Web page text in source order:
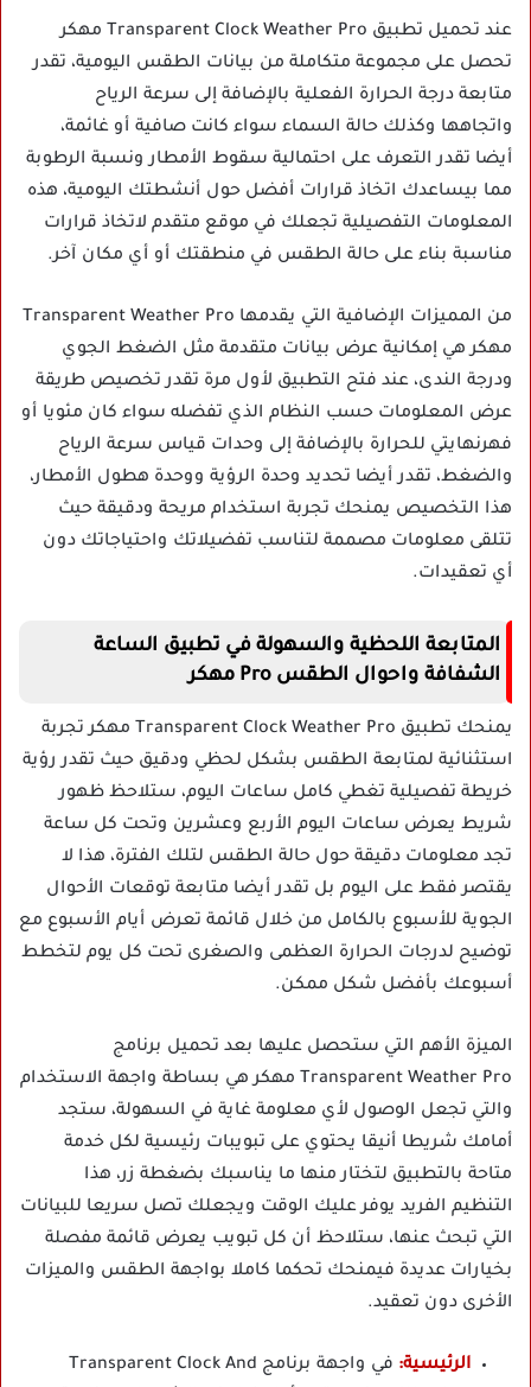
عند تحميل تطبيق Transparent Clock Weather Pro مهكر
تحصل على مجموعة متكاملة من بيانات الطقس اليومية، تقدر
متابعة درجة الحرارة الفعلية بالإضافة إلى سرعة الرياح
واتجاهها وكذلك حالة السماء سواء كانت صافية أو غائمة،
أيضا تقدر التعرف على احتمالية سقوط الأمطار ونسبة الرطوبة
مما بيساعدك اتخاذ قرارات أفضل حول أنشطتك اليومية، هذه
المعلومات التفصيلية تجعلك في موقع متقدم لاتخاذ قرارات
مناسبة بناء على حالة الطقس في منطقتك أو أي مكان آخر.
من المميزات الإضافية التي يقدمها Transparent Weather Pro
مهكر هي إمكانية عرض بيانات متقدمة مثل الضغط الجوي
ودرجة الندى، عند فتح التطبيق لأول مرة تقدر تخصيص طريقة
عرض المعلومات حسب النظام الذي تفضله سواء كان مئويا أو
فهرنهايتي للحرارة بالإضافة إلى وحدات قياس سرعة الرياح
والضغط، تقدر أيضا تحديد وحدة الرؤية ووحدة هطول الأمطار،
هذا التخصيص يمنحك تجربة استخدام مريحة ودقيقة حيث
تتلقى معلومات مصممة لتناسب تفضيلاتك واحتياجاتك دون
أي تعقيدات.
المتابعة اللحظية والسهولة في تطبيق الساعة
الشفافة واحوال الطقس Pro مهكر
يمنحك تطبيق Transparent Clock Weather Pro مهكر تجربة
استثنائية لمتابعة الطقس بشكل لحظي ودقيق حيث تقدر رؤية
خريطة تفصيلية تغطي كامل ساعات اليوم، ستلاحظ ظهور
شريط يعرض ساعات اليوم الأربع وعشرين وتحت كل ساعة
تجد معلومات دقيقة حول حالة الطقس لتلك الفترة، هذا لا
يقتصر فقط على اليوم بل تقدر أيضا متابعة توقعات الأحوال
الجوية للأسبوع بالكامل من خلال قائمة تعرض أيام الأسبوع مع
توضيح لدرجات الحرارة العظمى والصغرى تحت كل يوم لتخطط
أسبوعك بأفضل شكل ممكن.
الميزة الأهم التي ستحصل عليها بعد تحميل برنامج
Transparent Weather Pro مهكر هي بساطة واجهة الاستخدام
والتي تجعل الوصول لأي معلومة غاية في السهولة، ستجد
أمامك شريطا أنيقا يحتوي على تبويبات رئيسية لكل خدمة
متاحة بالتطبيق لتختار منها ما يناسبك بضغطة زر، هذا
التنظيم الفريد يوفر عليك الوقت ويجعلك تصل سريعا للبيانات
التي تبحث عنها، ستلاحظ أن كل تبويب يعرض قائمة مفصلة
بخيارات عديدة فيمنحك تحكما كاملا بواجهة الطقس والميزات
الأخرى دون تعقيد.
الرئيسية:
في واجهة برنامج Transparent Clock And